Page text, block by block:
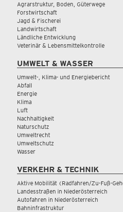
Agrarstruktur, Boden, Güterwege
Forstwirtschaft
Jagd & Fischerei
Landwirtschaft
Ländliche Entwicklung
Veterinär & Lebensmittelkontrolle
UMWELT & WASSER
Umwelt-, Klima- und Energiebericht
Abfall
Energie
Klima
Luft
Nachhaltigkeit
Naturschutz
Umweltrecht
Umweltschutz
Wasser
VERKEHR & TECHNIK
Aktive Mobilität (Radfahren/Zu-Fuß-
Landesstraßen in Niederösterreich
Autofahren in Niederösterreich
Bahninfrastruktur